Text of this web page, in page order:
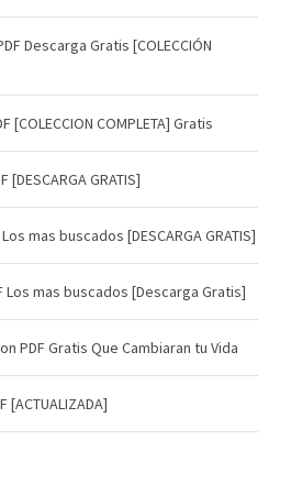
Descarga Gratis [COLECCIÓN
[COLECCION COMPLETA] Gratis
GRATIS]
mas buscados [DESCARGA GRATIS]
Los mas buscados [Descarga Gratis]
PDF Gratis Que Cambiaran tu Vida